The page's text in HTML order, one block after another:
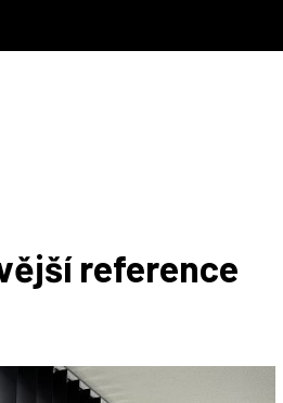
reference